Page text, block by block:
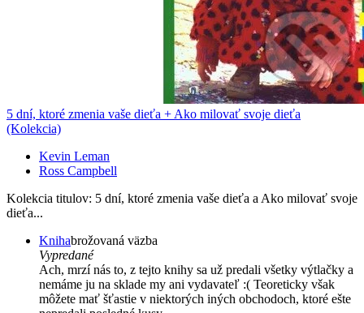
5 dní, ktoré zmenia vaše dieťa + Ako milovať svoje dieťa
(Kolekcia)
Kevin Leman
Ross Campbell
Kolekcia titulov: 5 dní, ktoré zmenia vaše dieťa a Ako milovať svoje
dieťa...
Knihabrožovaná väzba
Vypredané
Ach, mrzí nás to, z tejto knihy sa už predali všetky výtlačky a
nemáme ju na sklade my ani vydavateľ :( Teoreticky však
môžete mať šťastie v niektorých iných obchodoch, ktoré ešte